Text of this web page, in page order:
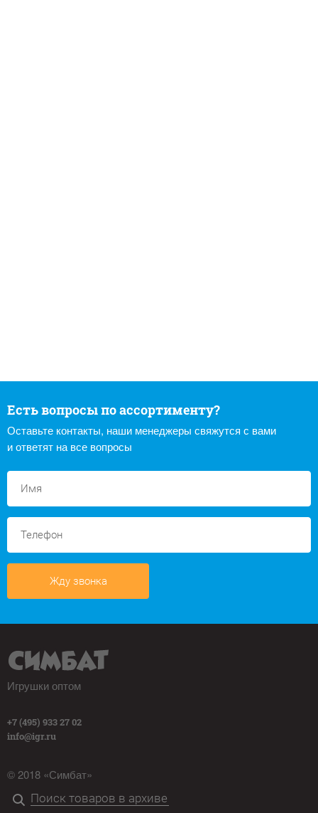
Есть вопросы по ассортименту?
Оставьте контакты, наши менеджеры свяжутся с вами
и ответят на все вопросы
Жду звонка
Игрушки оптом
+7 (495) 933 27 02
info@igr.ru
© 2018 «Симбат»